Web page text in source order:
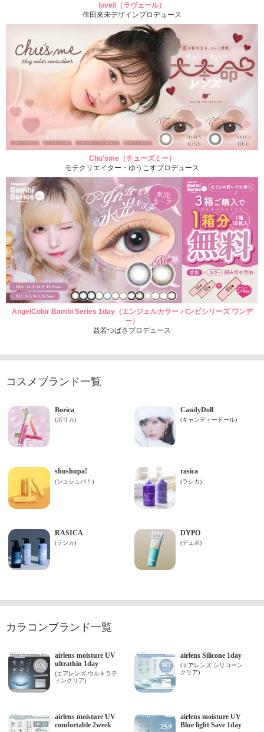
loveil（ラヴェール）
倖田來未デザインプロデュース
Chu'sme（チューズミー）
モテクリエイター・ゆうこすプロデュース
AngelColor Bambi Series 1day（エンジェルカラー バンビシリーズ ワンデ
ー）
益若つばさプロデュース
コスメブランド一覧
カラコンブランド一覧